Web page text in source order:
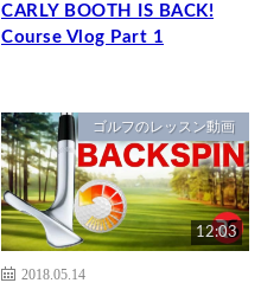
CARLY BOOTH IS BACK!
Course Vlog Part 1
ゴルフのレッスン動画
12:03
2018.05.14